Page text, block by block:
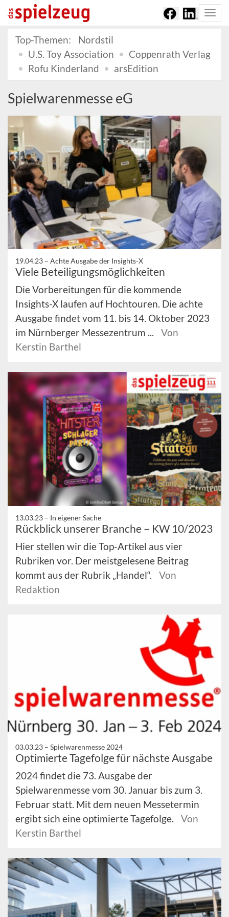
Top-Themen:
Nordstil
U.S. Toy Association
Coppenrath Verlag
Rofu Kinderland
arsEdition
Spielwarenmesse eG
19.04.23 – Achte Ausgabe der Insights-X
Viele Beteiligungsmöglichkeiten
Die Vorbereitungen für die kommende
Insights-X laufen auf Hochtouren. Die achte
Ausgabe findet vom 11. bis 14. Oktober 2023
im Nürnberger Messezentrum ...
Von
Kerstin Barthel
13.03.23 – In eigener Sache
Rückblick unserer Branche – KW 10/2023
Hier stellen wir die Top-Artikel aus vier
Rubriken vor. Der meistgelesene Beitrag
kommt aus der Rubrik „Handel“.
Von
Redaktion
03.03.23 – Spielwarenmesse 2024
Optimierte Tagefolge für nächste Ausgabe
2024 findet die 73. Ausgabe der
Spielwarenmesse vom 30. Januar bis zum 3.
Februar statt. Mit dem neuen Messetermin
ergibt sich eine optimierte Tagefolge.
Von
Kerstin Barthel